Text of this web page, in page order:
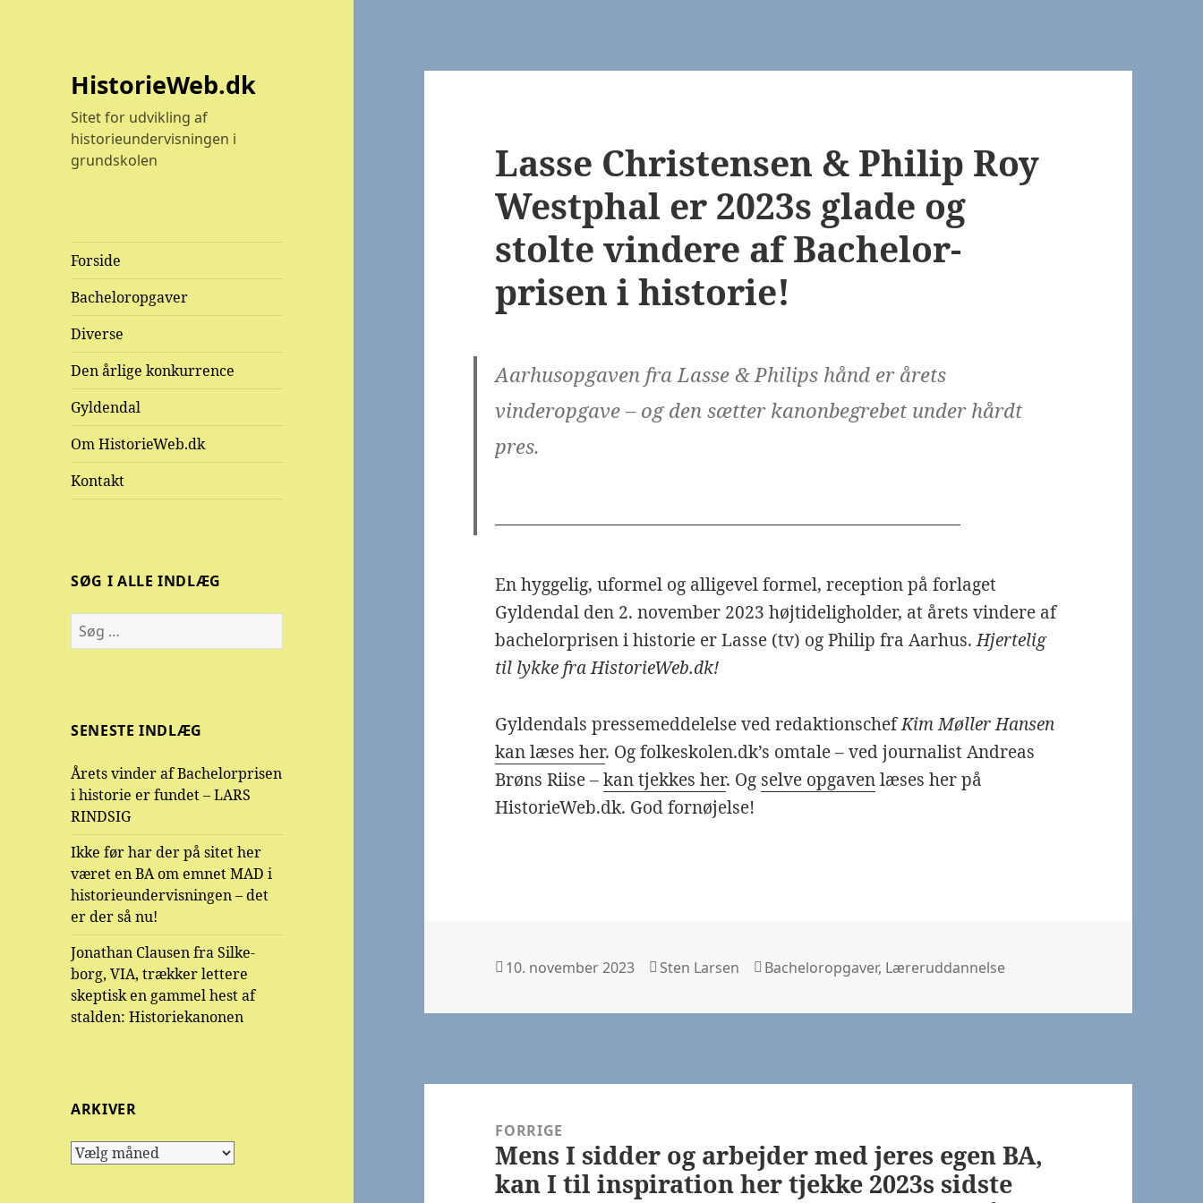
HistorieWeb.dk
Sitet for udvikling af
historieundervisningen i
grundskolen
Forside
Bacheloropgaver
Diverse
Den årlige konkurrence
Gyldendal
Om HistorieWeb.dk
Kontakt
SØG I ALLE INDLÆG
Søg
efter:
SENESTE INDLÆG
Årets vinder af Bachelorprisen
i historie er fundet – LARS
RINDSIG
Ikke før har der på sitet her
været en BA om emnet MAD i
historieundervisningen – det
er der så nu!
Jonathan Clausen fra Silke-
borg, VIA, trækker lettere
skeptisk en gammel hest af
stalden: Historiekanonen
ARKIVER
Arkiver
Lasse Christensen & Philip Roy
Westphal er 2023s glade og
stolte vindere af Bachelor-
prisen i historie!
Aarhusopgaven fra Lasse & Philips hånd er årets
vinderopgave – og den sætter kanonbegrebet under hårdt
pres.
En hyggelig, uformel og alligevel formel, reception på forlaget
Gyldendal den 2. november 2023 højtideligholder, at årets vindere af
bachelorprisen i historie er Lasse (tv) og Philip fra Aarhus.Hjertelig
til lykke fra HistorieWeb.dk!
Gyldendals pressemeddelelse ved redaktionschefKim Møller Hansen
kan læses her. Og folkeskolen.dk’s omtale – ved journalist Andreas
Brøns Riise –kan tjekkes her. Og selve opgavenlæses her på
HistorieWeb.dk. God fornøjelse!
Udgivet
10. november 2023 Forfatter
Sten Larsen Kategorier
Bacheloropgaver, Læreruddannelse
FORRIGE
Forrige
indlæg:
Mens I sidder og arbejder med jeres egen BA,
kan I til inspiration her tjekke 2023s sidste